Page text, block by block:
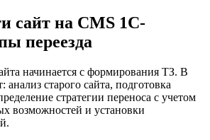
сайт на CMS 1С-
переезда
начинается с формирования ТЗ. В
анализ старого сайта, подготовка
стратегии переноса с учетом
возможностей и установки